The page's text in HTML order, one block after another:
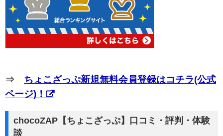
⇒ ちょこざっぷ新規無料会員登録はコチラ(公式
ページ)！
chocoZAP【ちょこざっぷ】口コミ・評判・体験
談